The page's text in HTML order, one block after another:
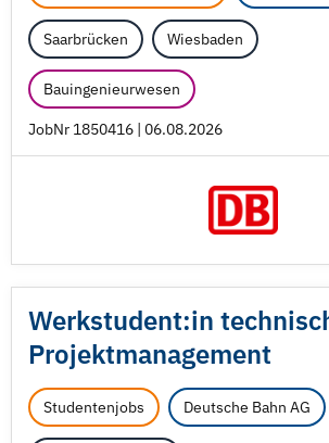
Saarbrücken Wiesbaden
Bauingenieurwesen
JobNr 1850416 | 06.08.2026
Werkstudent:in
Projektmanagement
Studentenjobs Deutsche Bahn AG